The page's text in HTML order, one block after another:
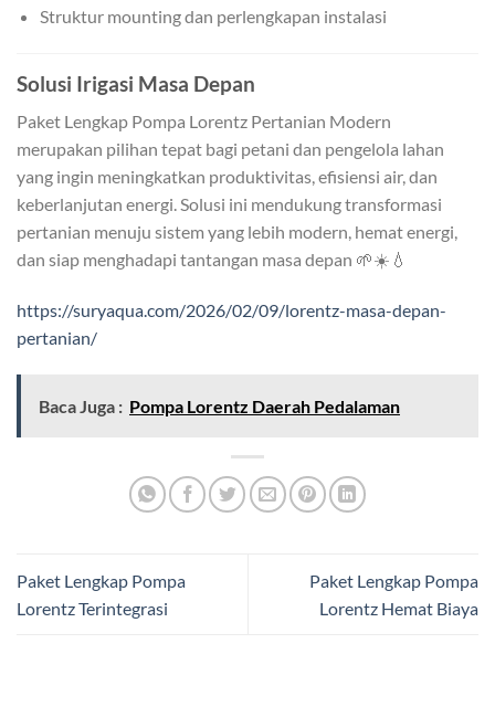
Struktur mounting dan perlengkapan instalasi
Solusi Irigasi Masa Depan
Paket Lengkap Pompa Lorentz Pertanian Modern
merupakan pilihan tepat bagi petani dan pengelola lahan
yang ingin meningkatkan produktivitas, efisiensi air, dan
keberlanjutan energi. Solusi ini mendukung transformasi
pertanian menuju sistem yang lebih modern, hemat energi,
dan siap menghadapi tantangan masa depan 🌱☀️💧
https://suryaqua.com/2026/02/09/lorentz-masa-depan-
pertanian/
Baca Juga : Pompa Lorentz Daerah Pedalaman
Paket Lengkap Pompa
Lorentz Terintegrasi
Paket Lengkap Pompa
Lorentz Hemat Biaya